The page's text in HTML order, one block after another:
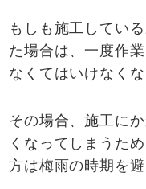
もしも施工してい
た場合は、一度作
なくてはいけなく
その場合、施工に
くなってしまうた
方は梅雨の時期を